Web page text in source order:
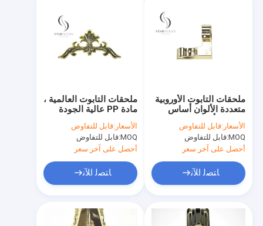
ملحقات التابوت العالمية ،
مادة PP عالية الجودة
معتمد PF08
الأسعار:قابل للتفاوض
MOQ: قابل للتفاوض
أحصل على آخر سعر
ﺎﺘﺼﻟ ﺍﻶﻧ
ملحقات التابوت الأوروبية
متعددة الألوان أساس
الجودة PF20
الأسعار:قابل للتفاوض
MOQ: قابل للتفاوض
أحصل على آخر سعر
ﺎﺘﺼﻟ ﺍﻶﻧ